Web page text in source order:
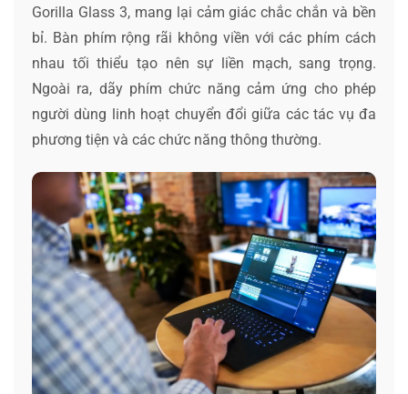
Gorilla Glass 3, mang lại cảm giác chắc chắn và bền
bỉ. Bàn phím rộng rãi không viền với các phím cách
nhau tối thiểu tạo nên sự liền mạch, sang trọng.
Ngoài ra, dãy phím chức năng cảm ứng cho phép
người dùng linh hoạt chuyển đổi giữa các tác vụ đa
phương tiện và các chức năng thông thường.